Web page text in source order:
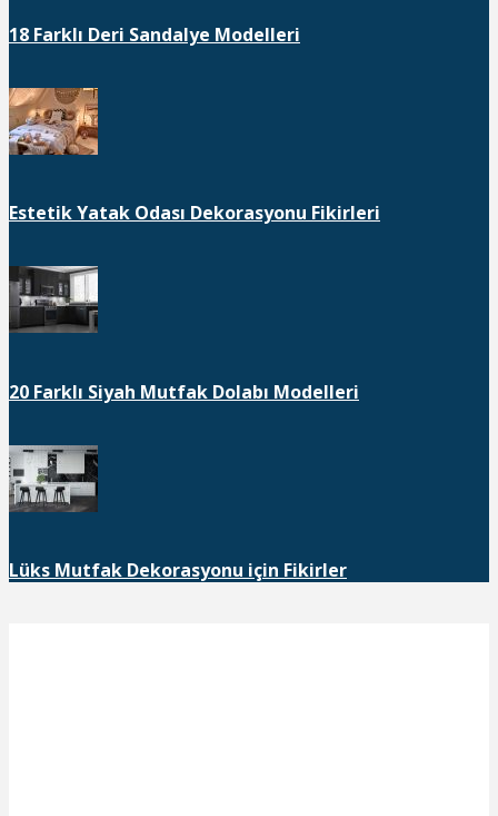
18 Farklı Deri Sandalye Modelleri
Estetik Yatak Odası Dekorasyonu Fikirleri
20 Farklı Siyah Mutfak Dolabı Modelleri
Lüks Mutfak Dekorasyonu için Fikirler